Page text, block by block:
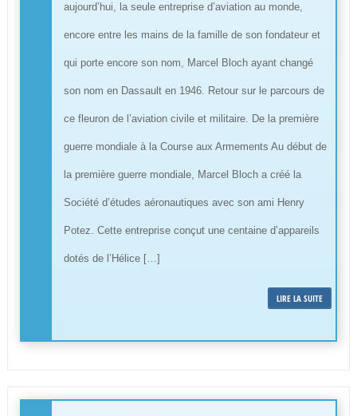
aujourd’hui, la seule entreprise d’aviation au monde,
encore entre les mains de la famille de son fondateur et
qui porte encore son nom, Marcel Bloch ayant changé
son nom en Dassault en 1946. Retour sur le parcours de
ce fleuron de l’aviation civile et militaire. De la première
guerre mondiale à la Course aux Armements Au début de
la première guerre mondiale, Marcel Bloch a créé la
Société d’études aéronautiques avec son ami Henry
Potez. Cette entreprise conçut une centaine d’appareils
dotés de l’Hélice […]
LIRE LA SUITE